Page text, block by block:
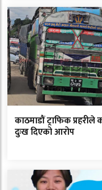
काठमाडौं ट्राफिक
दुःख दिएको आरोप